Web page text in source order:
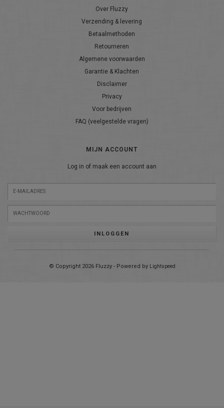
Over Fluzzy
Verzending & levering
Betaalmethoden
Retourneren
Algemene voorwaarden
Garantie & Klachten
Disclaimer
Privacy
Voor bedrijven
FAQ (veelgestelde vragen)
MIJN ACCOUNT
Log in of maak een account aan
INLOGGEN
© Copyright 2026 Fluzzy - Powered by Lightspeed